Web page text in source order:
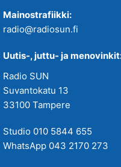
Mainostrafiikki:
radio@radiosun.fi
Uutis-, juttu- ja
Radio SUN
Suvantokatu 13
33100 Tampere
Studio 010 5844 655
WhatsApp 043 2170 273